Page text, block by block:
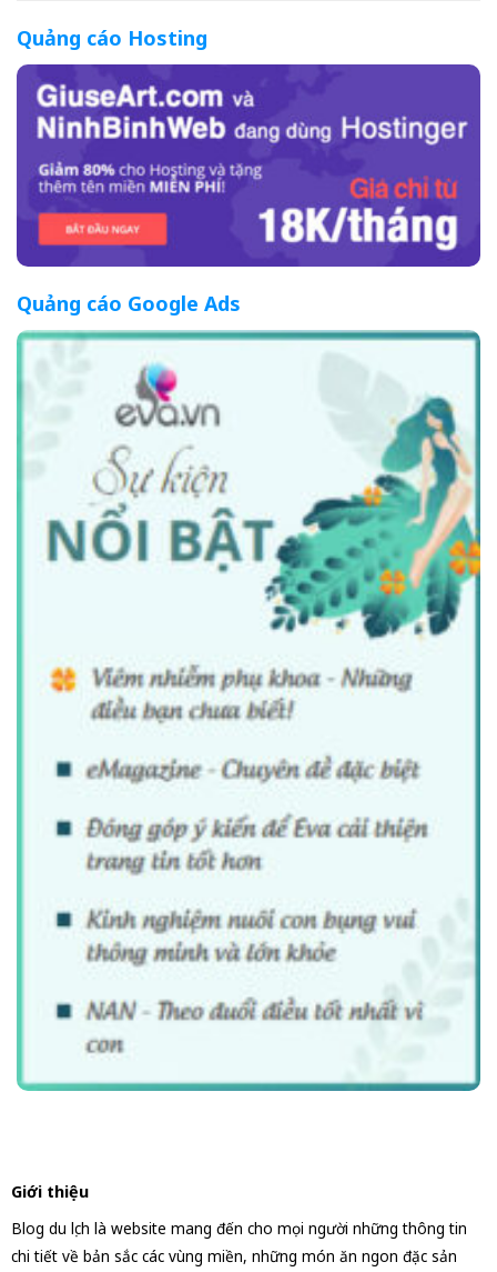
Quảng cáo Hosting
Quảng cáo Google Ads
Giới thiệu
Blog du lịch là website mang đến cho mọi người những thông tin
chi tiết về bản sắc các vùng miền, những món ăn ngon đặc sản